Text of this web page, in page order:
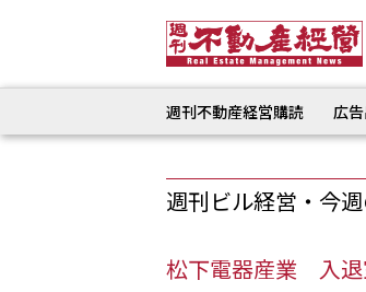
週刊不動産経営購読 広
週刊ビル経営・今
松下電器産業 入退